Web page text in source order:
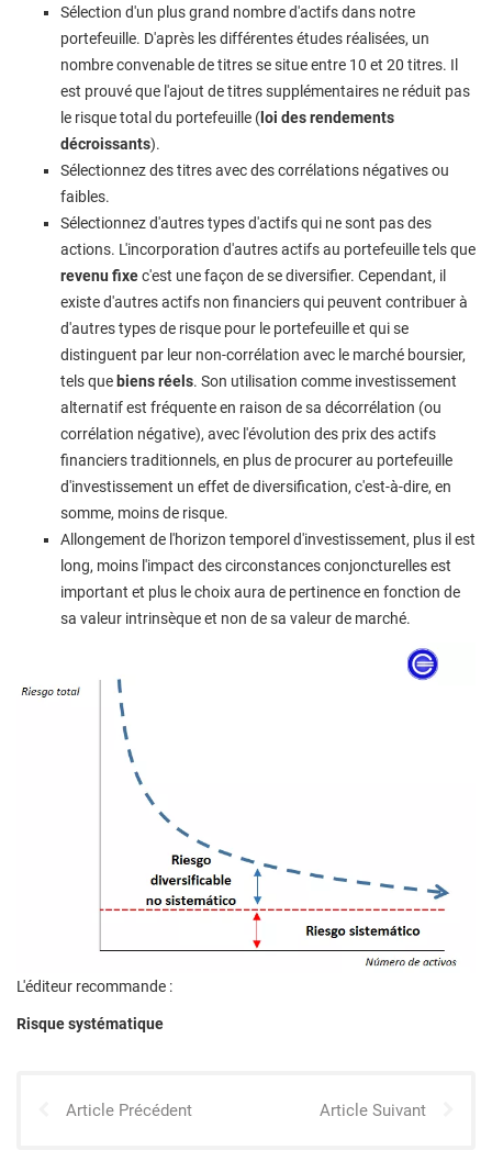
Sélection d'un plus grand nombre d'actifs dans notre
portefeuille. D'après les différentes études réalisées, un
nombre convenable de titres se situe entre 10 et 20 titres. Il
est prouvé que l'ajout de titres supplémentaires ne réduit pas
le risque total du portefeuille ( loi des rendements
décroissants).
Sélectionnez des titres avec des corrélations négatives ou
faibles.
Sélectionnez d'autres types d'actifs qui ne sont pas des
actions. L'incorporation d'autres actifs au portefeuille tels que
revenu fixec'est une façon de se diversifier. Cependant, il
existe d'autres actifs non financiers qui peuvent contribuer à
d'autres types de risque pour le portefeuille et qui se
distinguent par leur non-corrélation avec le marché boursier,
tels que biens réels. Son utilisation comme investissement
alternatif est fréquente en raison de sa décorrélation (ou
corrélation négative), avec l'évolution des prix des actifs
financiers traditionnels, en plus de procurer au portefeuille
d'investissement un effet de diversification, c'est-à-dire, en
somme, moins de risque.
Allongement de l'horizon temporel d'investissement, plus il est
long, moins l'impact des circonstances conjoncturelles est
important et plus le choix aura de pertinence en fonction de
sa valeur intrinsèque et non de sa valeur de marché.
L'éditeur recommande :
Risque systématique
Article Précédent Article Suivant